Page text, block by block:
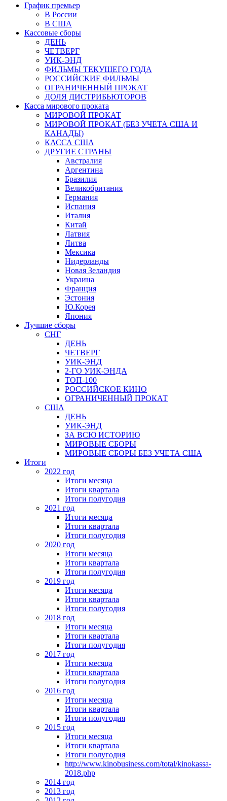
График премьер
В России
В США
Кассовые сборы
ДЕНЬ
ЧЕТВЕРГ
УИК-ЭНД
ФИЛЬМЫ ТЕКУЩЕГО ГОДА
РОССИЙСКИЕ ФИЛЬМЫ
ОГРАНИЧЕННЫЙ ПРОКАТ
ДОЛЯ ДИСТРИБЬЮТОРОВ
Касса мирового проката
МИРОВОЙ ПРОКАТ
МИРОВОЙ ПРОКАТ (БЕЗ УЧЕТА США И
КАНАДЫ)
КАССА США
ДРУГИЕ СТРАНЫ
Австралия
Аргентина
Бразилия
Великобритания
Германия
Испания
Италия
Китай
Латвия
Литва
Мексика
Нидерланды
Новая Зеландия
Украина
Франция
Эстония
Ю.Корея
Япония
Лучшие сборы
СНГ
ДЕНЬ
ЧЕТВЕРГ
УИК-ЭНД
2-ГО УИК-ЭНДА
ТОП-100
РОССИЙСКОЕ КИНО
ОГРАНИЧЕННЫЙ ПРОКАТ
США
ДЕНЬ
УИК-ЭНД
ЗА ВСЮ ИСТОРИЮ
МИРОВЫЕ СБОРЫ
МИРОВЫЕ СБОРЫ БЕЗ УЧЕТА США
Итоги
2022 год
Итоги месяца
Итоги квартала
Итоги полугодия
2021 год
Итоги месяца
Итоги квартала
Итоги полугодия
2020 год
Итоги месяца
Итоги квартала
Итоги полугодия
2019 год
Итоги месяца
Итоги квартала
Итоги полугодия
2018 год
Итоги месяца
Итоги квартала
Итоги полугодия
2017 год
Итоги месяца
Итоги квартала
Итоги полугодия
2016 год
Итоги месяца
Итоги квартала
Итоги полугодия
2015 год
Итоги месяца
Итоги квартала
Итоги полугодия
http://www.kinobusiness.com/total/kinokassa-
2018.php
2014 год
2013 год